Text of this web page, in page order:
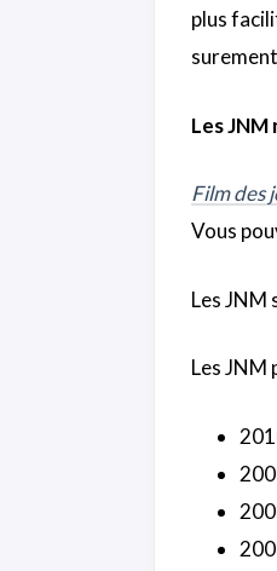
plus
Les
Film des
Vous
Les JNM
Les JNM